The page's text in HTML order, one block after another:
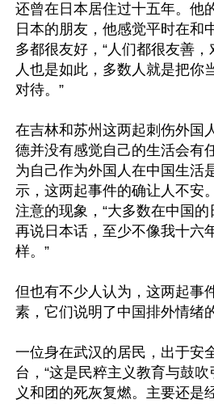
还曾在日本居住过十五年。他
日本的朋友，他感觉平时在和
多都很友好，“人们都很友善
人也是如此，多数人就是把你
对待。”
在吉林和苏州这两起刺伤外国
德并没有感觉自己的生活会有
为自己作为外国人在中国生活
示，这两起事件的确让人不安
注意的现象，“大多数在中国
再说日本话，至少不像我十六
样。”
但也有不少人认为，这两起事
素，它们说明了中国排外情绪
一位身在武汉的居民，出于安
台，“这是民粹主义教育与鼓
义和团的死灰复燃。主要还是